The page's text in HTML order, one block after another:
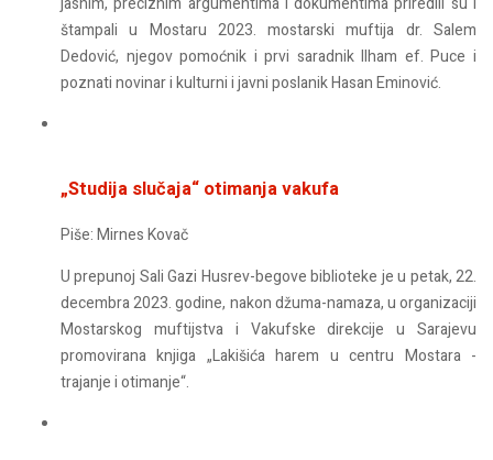
štampali u Mostaru 2023. mostarski muftija dr. Salem
Dedović, njegov pomoćnik i prvi saradnik Ilham ef. Puce i
poznati novinar i kulturni i javni poslanik Hasan Eminović.
„Studija slučaja“ otimanja vakufa
Piše: Mirnes Kovač
U prepunoj Sali Gazi Husrev-begove biblioteke je u petak, 22.
decembra 2023. godine, nakon džuma-namaza, u organizaciji
Mostarskog muftijstva i Vakufske direkcije u Sarajevu
promovirana knjiga „Lakišića harem u centru Mostara -
trajanje i otimanje“.